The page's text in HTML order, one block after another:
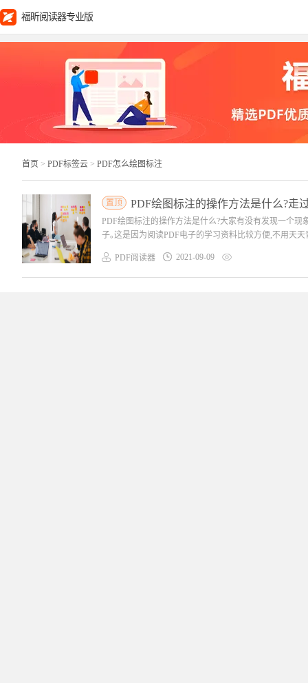
福昕阅读器专业版
首页 > PDF标签云 > PDF怎么绘图标注
置顶 PDF绘图标注的操作方法是什么?走
PDF绘图标注的操作方法是什么?大家有没有发现一个
子｡这是因为阅读PDF电子的学习资料比较方便,不用天
PDF阅读器 2021-09-09